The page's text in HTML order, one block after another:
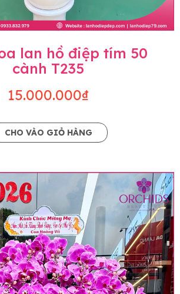
lan hồ điệp tím 50
cành T235
15.000.000₫
CHO VÀO GIỎ HÀNG